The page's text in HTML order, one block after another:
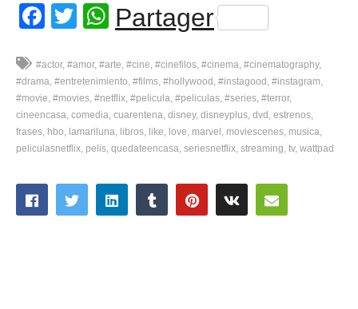
Facebook
TwitterWhatsApp
Partager
#actor #amor #arte #cine #cinefilos #cinema #cinematography
#drama #entretenimiento #films #hollywood #instagood #instagram
#movie #movies #netflix #pelicula #peliculas #series #terror
cineencasa comedia cuarentena disney disneyplus dvd estrenos
frases hbo lamariluna libros like love marvel moviescenes musica
peliculasnetflix pelis quedateencasa seriesnetflix streaming tv wattpad